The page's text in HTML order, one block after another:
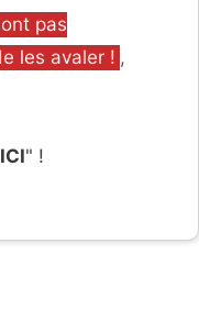
pas
les avaler ! ,
" !